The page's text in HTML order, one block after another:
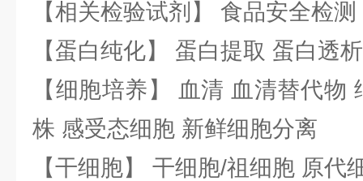
【相关检验试剂】 食品安全检
【蛋白纯化】 蛋白提取 蛋白透
【细胞培养】 血清 血清替代物
株 感受态细胞 新鲜细胞分离
【干细胞】 干细胞/祖细胞 原代